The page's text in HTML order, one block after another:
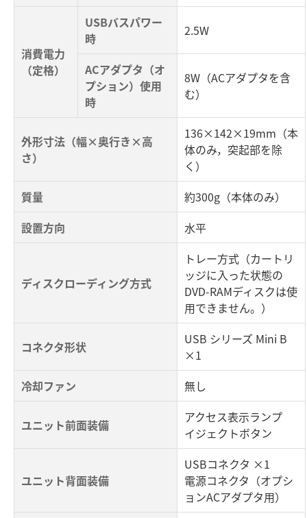
消費電力
（定格）
USBバスパワー
時
2.5W
ACアダプタ（オ
プション）使用
時
8W（ACアダプタを含
む）
外形寸法（幅×奥行き×高
さ）
136×142×19mm（本
体のみ，突起部を除
く）
質量
約300g（本体のみ）
設置方向
水平
ディスクローディング方式
トレー方式（カートリ
ッジに入った状態の
DVD-RAMディスクは使
用できません。）
コネクタ形状
USB シリーズ Mini B
×1
冷却ファン
無し
ユニット前面装備
アクセス表示ランプ
イジェクトボタン
ユニット背面装備
USBコネクタ ×1
電源コネクタ（オプシ
ョンACアダプタ用）